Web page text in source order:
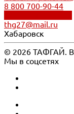
8 800 700-90-44
thg27@mail.ru
Хабаровск
© 2026 ТАФГАЙ.
Мы в соцсетях